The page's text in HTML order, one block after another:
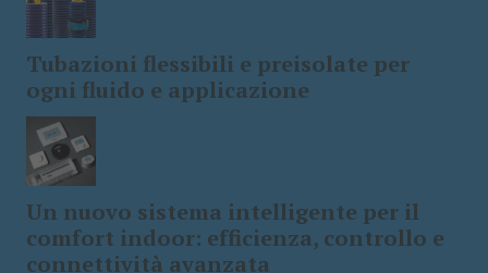
Tubazioni flessibili e preisolate per
ogni fluido e applicazione
Un nuovo sistema intelligente per il
comfort indoor: efficienza, controllo e
connettività avanzata